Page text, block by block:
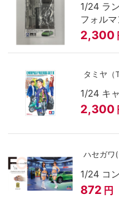
1/24 ラ
フォル
2,300
タミヤ（
1/24 キ
2,300
ハセガワ
1/24 コ
872 円